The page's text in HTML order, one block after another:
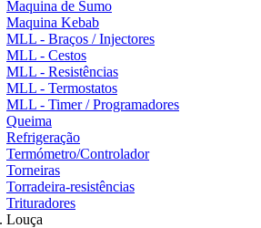
Maquina de Sumo
Maquina Kebab
MLL - Braços / Injectores
MLL - Cestos
MLL - Resistências
MLL - Termostatos
MLL - Timer / Programadores
Queima
Refrigeração
Termómetro/Controlador
Torneiras
Torradeira-resistências
Trituradores
Louça